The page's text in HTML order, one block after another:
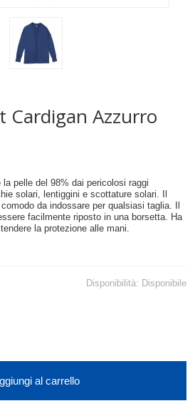
Cardigan Azzurro
pelle del 98% dai pericolosi raggi
solari, lentiggini e scottature solari. Il
da indossare per qualsiasi taglia. Il
facilmente riposto in una borsetta. Ha
la protezione alle mani.
Disponibilità: Disponibile
al carrello